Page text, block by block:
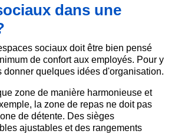
dans une
sociaux doit être bien pensé
de confort aux employés. Pour y
donner quelques idées d'organisation.
zone de manière harmonieuse et
la zone de repas ne doit pas
de détente. Des sièges
ajustables et des rangements